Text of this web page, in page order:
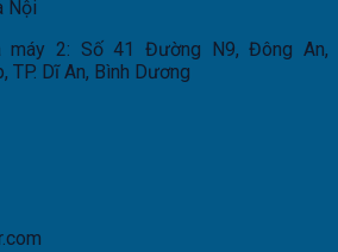
Nội
máy 2: Số 41 Đường N9, Đông An,
TP. Dĩ An, Bình Dương